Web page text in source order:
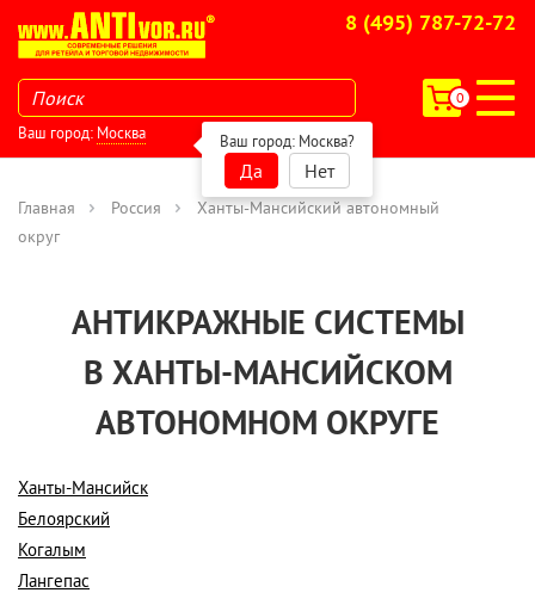
8 (495) 787-72-72
0
Ваш город: Москва Ваш город: Москва?
Да Нет
Главная Россия
Ханты-Мансийский автономный
округ
АНТИКРАЖНЫЕ СИСТЕМЫ
В ХАНТЫ-МАНСИЙСКОМ
АВТОНОМНОМ ОКРУГЕ
Ханты-Мансийск
Белоярский
Когалым
Лангепас